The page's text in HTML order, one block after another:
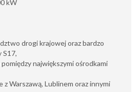
kW
drogi krajowej oraz bardzo
S17,
największymi ośrodkami
z Warszawą, Lublinem oraz innymi